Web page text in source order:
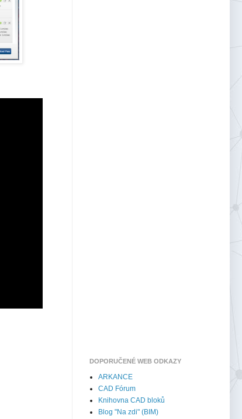
DOPORUČENÉ WEB ODKAZY
ARKANCE
CAD Fórum
Knihovna CAD bloků
Blog "Na zdi" (BIM)